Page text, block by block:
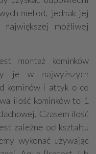
metod, jednak jej
możliwej
montaż kominków
je w najwyższych
kominów i attyk o co
ilość kominków to 1
Czasem ilość
zależne od kształtu
wykonać używając